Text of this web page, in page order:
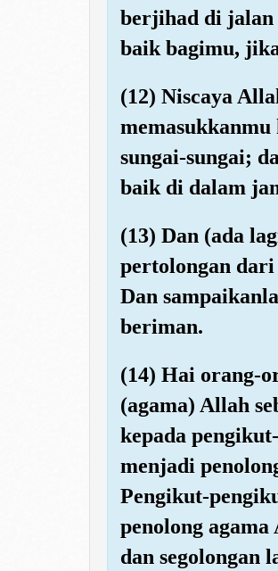
berjihad di jalan
baik bagimu,
(12) Niscaya
sungai-sungai;
baik di dalam
(13) Dan (ada
pertolongan dari
Dan
beriman.
(14) Hai orang-
(agama) Allah
kepada
menjadi
Pengikut-
penolong
dan segolongan